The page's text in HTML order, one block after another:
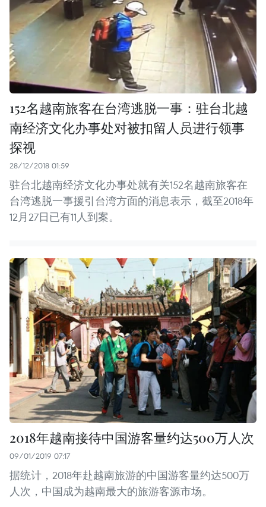
152名越南旅客在台湾逃脱一事：驻台北越
南经济文化办事处对被扣留人员进行领事
探视
28/12/2018 01:59
驻台北越南经济文化办事处就有关152名越南旅客在
台湾逃脱一事援引台湾方面的消息表示，截至2018年
12月27日已有11人到案。
2018年越南接待中国游客量约达500万人次
09/01/2019 07:17
据统计，2018年赴越南旅游的中国游客量约达500万
人次，中国成为越南最大的旅游客源市场。